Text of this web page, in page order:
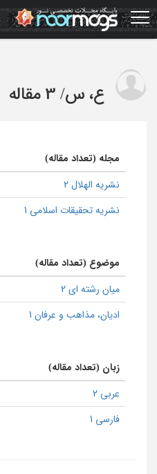
Skip
to
main
ع، س/ 3 مقاله
مجله (تعداد مقاله)
نشریه الهلال 2
نشریه تحقیقات اسلامی 1
موضوع (تعداد مقاله)
میان رشته ای 2
ادیان، مذاهب و عرفان 1
زبان (تعداد مقاله)
عربی 2
فارسی 1